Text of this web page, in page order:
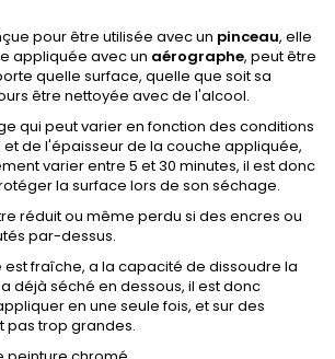
pour être utilisée avec un pinceau, elle
appliquée avec un aérographe, peut être
quelle surface, quelle que soit sa
être nettoyée avec de l'alcool.
qui peut varier en fonction des conditions
de l'épaisseur de la couche appliquée,
varier entre 5 et 30 minutes, il est donc
la surface lors de son séchage.
réduit ou même perdu si des encres ou
par-dessus.
fraîche, a la capacité de dissoudre la
déjà séché en dessous, il est donc
en une seule fois, et sur des
pas trop grandes.